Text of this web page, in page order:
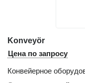
Konveyör
Цена по запросу
Конвейерное